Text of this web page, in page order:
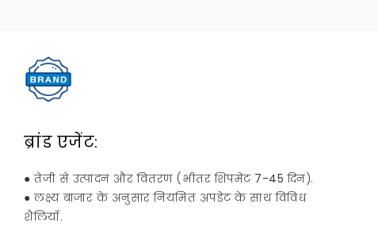
ब्रांड एजेंट:
● तेजी से उत्पादन और वितरण (भीतर शिपमेंट 7-45 दिन).
● लक्ष्य बाजार के अनुसार नियमित अपडेट के साथ विविध
शैलियाँ.